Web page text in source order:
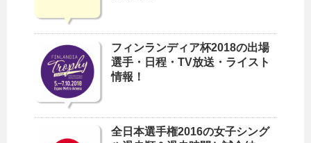
フィンランディア杯2018の出場
選手・日程・TV放送・ライスト
情報！
全日本選手権2016の女子シング